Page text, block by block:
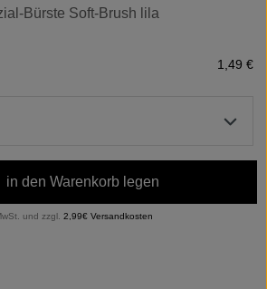
Bürste Soft-Brush lila
1,49 €
in den Warenkorb legen
und zzgl. 2,99€ Versandkosten